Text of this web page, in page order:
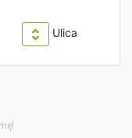
Ulica